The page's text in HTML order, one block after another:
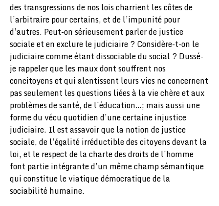
des transgressions de nos lois charrient les côtes de
l’arbitraire pour certains, et de l’impunité pour
d’autres. Peut-on sérieusement parler de justice
sociale et en exclure le judiciaire ? Considère-t-on le
judiciaire comme étant dissociable du social ? Dussé-
je rappeler que les maux dont souffrent nos
concitoyens et qui alentissent leurs vies ne concernent
pas seulement les questions liées à la vie chère et aux
problèmes de santé, de l’éducation…; mais aussi une
forme du vécu quotidien d’une certaine injustice
judiciaire. Il est assavoir que la notion de justice
sociale, de l’égalité irréductible des citoyens devant la
loi, et le respect de la charte des droits de l’homme
font partie intégrante d’un même champ sémantique
qui constitue le viatique démocratique de la
sociabilité humaine.